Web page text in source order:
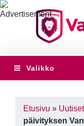
Valikko
Etusivu » Uutiset
päivityksen